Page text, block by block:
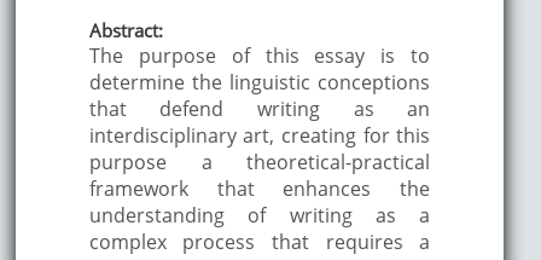
Abstract:
The purpose of this essay is to
determine the linguistic conceptions
that defend writing as an
interdisciplinary art, creating for this
purpose a theoretical-practical
framework that enhances the
understanding of writing as a
complex process that requires a